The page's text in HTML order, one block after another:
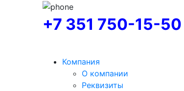
+7 351 750-15-50
Компания
О компании
Реквизиты